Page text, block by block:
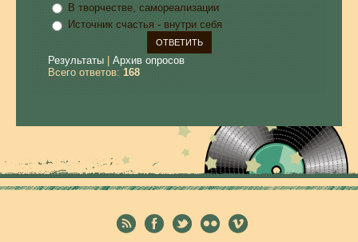
В творчестве, самореализации
Источник счастья - внутри себя
Результаты
Архив опросов
Всего ответов: 168